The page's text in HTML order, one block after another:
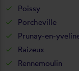
Poissy
Porcheville
Prunay-en-
Raizeux
Rennemoulin